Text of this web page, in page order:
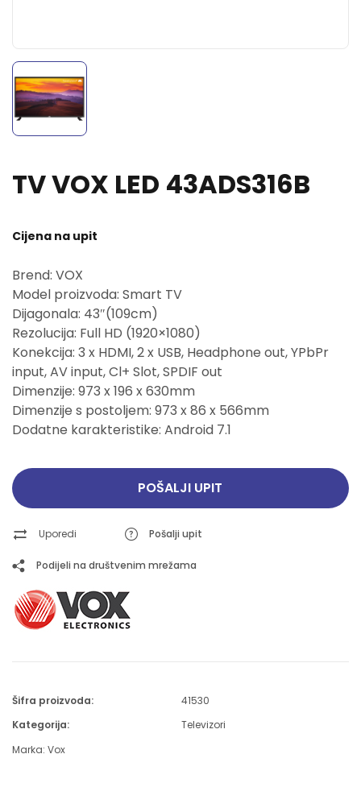
TV VOX LED 43ADS316B
Cijena na upit
Brend: VOX
Model proizvoda: Smart TV
Dijagonala: 43″(109cm)
Rezolucija: Full HD (1920×1080)
Konekcija: 3 x HDMI, 2 x USB, Headphone out, YPbPr
input, AV input, Cl+ Slot, SPDIF out
Dimenzije: 973 x 196 x 630mm
Dimenzije s postoljem: 973 x 86 x 566mm
Dodatne karakteristike: Android 7.1
POŠALJI UPIT
Uporedi Pošalji upit
Podijeli na društvenim mrežama
Šifra proizvoda:
41530
Kategorija:
Televizori
Marka: Vox